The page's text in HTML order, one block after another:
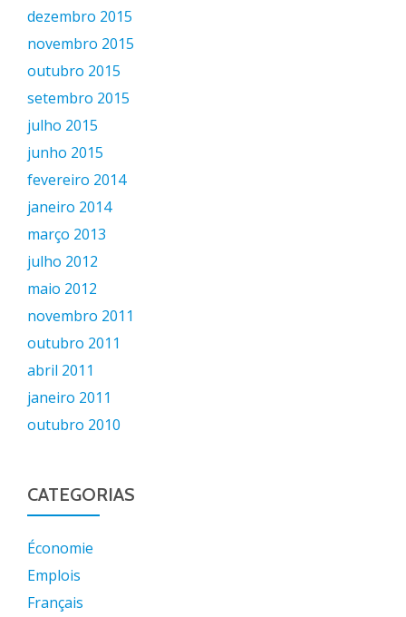
dezembro 2015
novembro 2015
outubro 2015
setembro 2015
julho 2015
junho 2015
fevereiro 2014
janeiro 2014
março 2013
julho 2012
maio 2012
novembro 2011
outubro 2011
abril 2011
janeiro 2011
outubro 2010
CATEGORIAS
Économie
Emplois
Français